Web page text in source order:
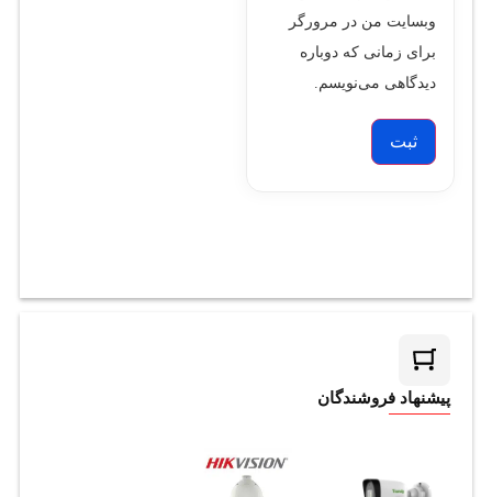
وبسایت من در مرورگر
برای زمانی که دوباره
دیدگاهی می‌نویسم.
پیشنهاد فروشندگان